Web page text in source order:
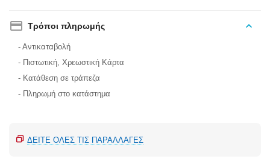
Τρόποι πληρωμής
- Αντικαταβολή
- Πιστωτική, Χρεωστική Κάρτα
- Κατάθεση σε τράπεζα
- Πληρωμή στο κατάστημα
ΔΕΊΤΕ ΌΛΕΣ ΤΙΣ ΠΑΡΑΛΛΑΓΈΣ